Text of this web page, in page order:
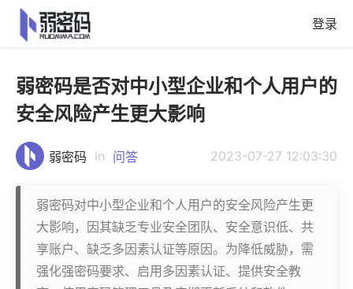
登录
弱密码是否对中小型企业和个人用户的
安全风险产生更大影响
弱密码 in 问答 2023-07-27 12:03:30
弱密码对中小型企业和个人用户的安全风险产生更
大影响，因其缺乏专业安全团队、安全意识低、共
享账户、缺乏多因素认证等原因。为降低威胁，需
强化强密码要求、启用多因素认证、提供安全教